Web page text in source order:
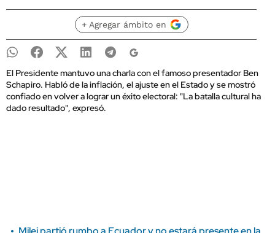
+ Agregar ámbito en
El Presidente mantuvo una charla con el famoso presentador Ben
Schapiro. Habló de la inflación, el ajuste en el Estado y se mostró
confiado en volver a lograr un éxito electoral: "La batalla cultural ha
dado resultado", expresó.